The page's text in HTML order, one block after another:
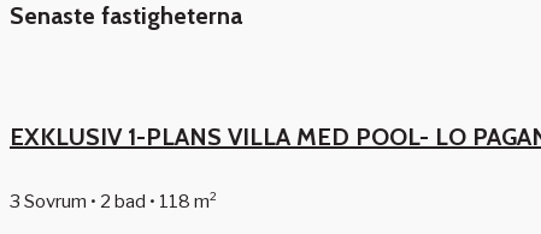
Senaste fastigheterna
EXKLUSIV 1-PLANS VILLA MED POOL- LO
3 Sovrum • 2 bad • 118 m²